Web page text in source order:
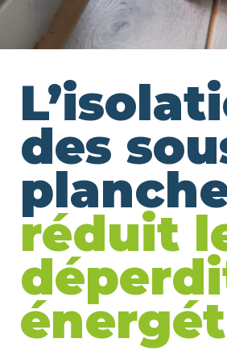
des
réduit